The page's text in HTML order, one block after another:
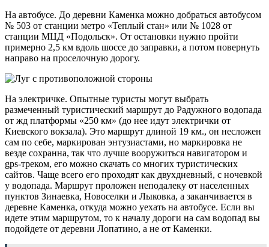
На автобусе. До деревни Каменка можно добраться автобусом
№ 503 от станции метро «Теплый стан» или № 1028 от
станции МЦД «Подольск». От остановки нужно пройти
примерно 2,5 км вдоль шоссе до заправки, а потом повернуть
направо на проселочную дорогу.
На электричке. Опытные туристы могут выбрать
размеченный туристический маршрут до Радужного водопада
от жд платформы «250 км» (до нее идут электрички от
Киевского вокзала). Это маршрут длиной 19 км., он несложен
сам по себе, маркирован энтузиастами, но маркировка не
везде сохранна, так что лучше вооружиться навигатором и
gps-треком, его можно скачать со многих туристических
сайтов. Чаще всего его проходят как двухдневный, с ночевкой
у водопада. Маршрут проложен неподалеку от населенных
пунктов Зинаевка, Новоселки и Лыковка, а заканчивается в
деревне Каменка, откуда можно уехать на автобусе. Если вы
идете этим маршрутом, то к началу дороги на сам водопад вы
подойдете от деревни Лопатино, а не от Каменки.